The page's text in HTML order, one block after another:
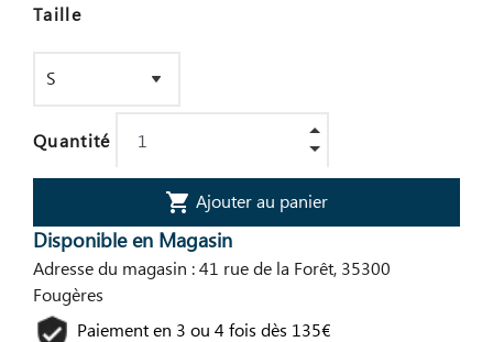
Taille
Quantité
shopping_cart Ajouter au panier
Disponible en Magasin
Adresse du magasin : 41 rue de la Forêt, 35300
Fougères
Paiement en 3 ou 4 fois dès 135€